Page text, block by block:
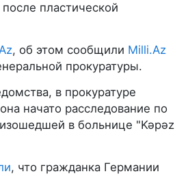
пластической
, об этом сообщили Milli.Az
прокуратуры.
в прокуратуре
начато расследование по
в больнице "Kəpəz
, что гражданка Германии